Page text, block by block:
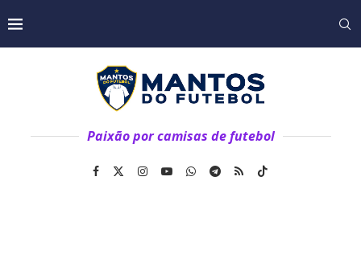
Paixão por camisas de futebol